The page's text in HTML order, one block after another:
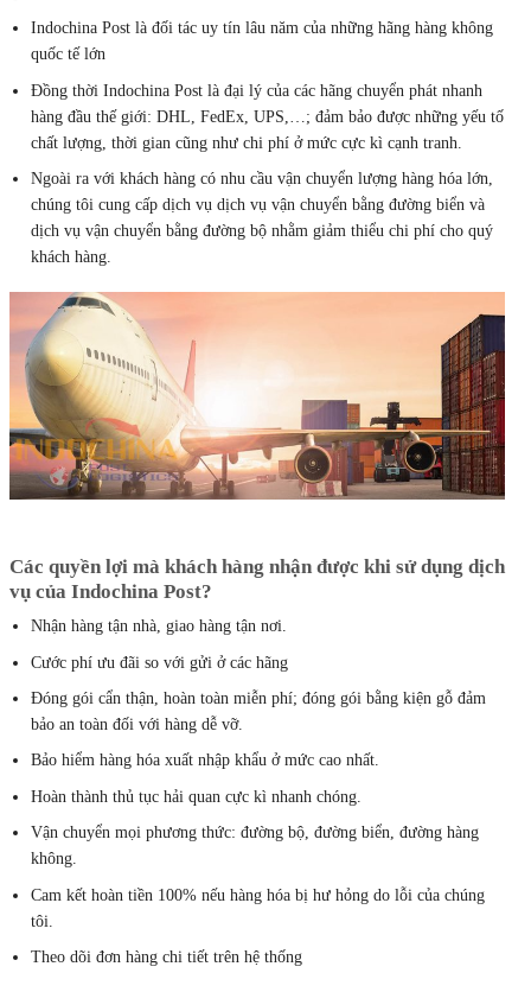
Indochina Post là đối tác uy tín lâu năm của những hãng hàng không
quốc tế lớn
Đồng thời Indochina Post là đại lý của các hãng chuyển phát nhanh
hàng đầu thế giới: DHL, FedEx, UPS,…; đảm bảo được những yếu tố
chất lượng, thời gian cũng như chi phí ở mức cực kì cạnh tranh.
Ngoài ra với khách hàng có nhu cầu vận chuyển lượng hàng hóa lớn,
chúng tôi cung cấp dịch vụ dịch vụ vận chuyển bằng đường biển và
dịch vụ vận chuyển bằng đường bộ nhằm giảm thiểu chi phí cho quý
khách hàng.
Các quyền lợi mà khách hàng nhận được khi sử dụng dịch
vụ của Indochina Post?
Nhận hàng tận nhà, giao hàng tận nơi.
Cước phí ưu đãi so với gửi ở các hãng
Đóng gói cẩn thận, hoàn toàn miễn phí; đóng gói bằng kiện gỗ đảm
bảo an toàn đối với hàng dễ vỡ.
Bảo hiểm hàng hóa xuất nhập khẩu ở mức cao nhất.
Hoàn thành thủ tục hải quan cực kì nhanh chóng.
Vận chuyển mọi phương thức: đường bộ, đường biển, đường hàng
không.
Cam kết hoàn tiền 100% nếu hàng hóa bị hư hỏng do lỗi của chúng
tôi.
Theo dõi đơn hàng chi tiết trên hệ thống